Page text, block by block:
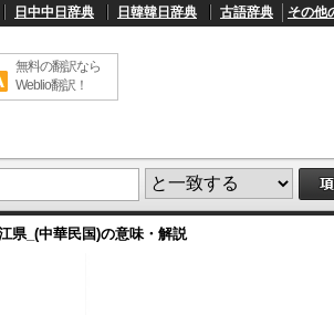
日中中日辞典 日韓韓日辞典 古語辞典 その他
無料の翻訳なら
Weblio翻訳！
県_(中華民国)の意味・解説